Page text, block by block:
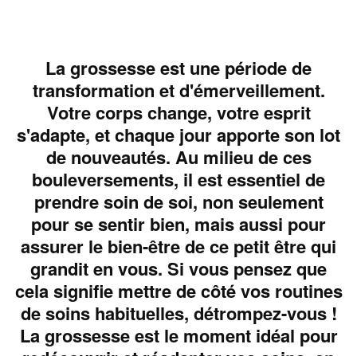
La grossesse est une période de
transformation et d'émerveillement.
Votre corps change, votre esprit
s'adapte, et chaque jour apporte son lot
de nouveautés. Au milieu de ces
bouleversements, il est essentiel de
prendre soin de soi, non seulement
pour se sentir bien, mais aussi pour
assurer le bien-être de ce petit être qui
grandit en vous. Si vous pensez que
cela signifie mettre de côté vos routines
de soins habituelles, détrompez-vous !
La grossesse est le moment idéal pour